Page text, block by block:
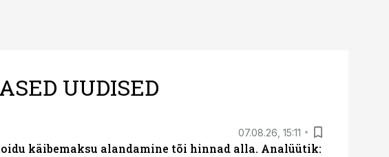
UUDISED
07.08.26, 15:11
käibemaksu alandamine tõi hinnad alla. Analüütik: